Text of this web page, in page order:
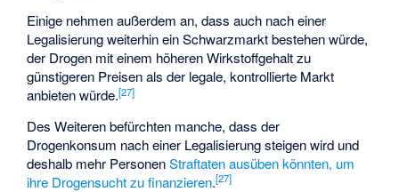
Einige nehmen außerdem an, dass auch nach einer
Legalisierung weiterhin ein Schwarzmarkt bestehen würde,
der Drogen mit einem höheren Wirkstoffgehalt zu
günstigeren Preisen als der legale, kontrollierte Markt
anbieten würde.[27]
Des Weiteren befürchten manche, dass der
Drogenkonsum nach einer Legalisierung steigen wird und
deshalb mehr PersonenStraftaten ausüben könnten, um
ihre Drogensucht zu finanzieren.[27]